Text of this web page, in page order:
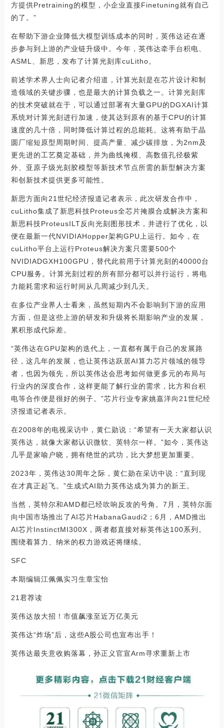
方提供Pretraining的模型，小企业直接Finetuning就有自己
的了。”
在帮助下游企业降低大模型训练成本的同时，英伟达还在逐
步参与到上游的产业链升级中。今年，英伟达牵手台积电、
ASML、新思，发布了计算光刻库cuLitho。
前述学术界人士向记者介绍道，计算光刻是在芯片设计和制
造领域的关键步骤，也是最大的计算负载之一。计算光刻库
的技术突破就在于，可以通过部署有大量GPU的DGXAI计算
系统对计算光刻进行加速，使其达到原有的基于CPU的计算
速度的几十倍，同时降低计算过程的总能耗。这将有助于晶
圆厂缩短原型周期时间、提高产量、减少碳排放，为2nm及
更先进的工艺奠定基础，并为曲线掩模、高数值孔径极紫
外、亚原子级光刻胶模型等新技术节点所需的新型解决方案
和创新技术提供更多可能性。
新思方面向21世纪经济报道记者表示，此次研发合作中，
cuLitho集成了新思科技Proteus全芯片掩膜合成解决方案和
新思科技ProteusILT反向光刻图形技术，并进行了优化，以
便在最新一代NVIDIAHopper架构GPU上运行。如今，在
cuLitho平台上运行Proteus解决方案只需要500个
NVIDIADGXH100GPU，替代此前用于计算光刻的40000台
CPU服务。计算光刻过程的所有部分都可以并行运行，将电
力能耗需求和运行时间从几周减少到几天。
在多位产业界人士看来，虽然短期内不会影响到下游的应用
方面，但是这些上游的研发和升级将长期影响产业的发展，
累积形成代际差。
“英伟达在GPU架构的迭代上，一直都有属于自己的发展路
径，这几年的发展，也让英伟达跃居AI算力芯片领域的领导
者，也因为领先，所以英伟达会思考如何做更多元的布局与
行业内的深度合作，这样更能了解行业的需求，比方和台积
电等合作便是很好的例子。”芯片行业专家姚嘉洋向21世纪经
济报道记者表示。
在2008年的电视采访中，黄仁勋说：“希望有一天大家都认识
英伟达，就像大家都认识微软、英特尔一样。”如今，英伟达
几乎是家喻户晓，拥有绝世的武功，比大梦想更加重要。
2023年，英伟达30周年之际，黄仁勋在采访中说：“直到现
在才真正起飞。”生成式AI助力英伟达成为算力的新王。
当然，英特尔和AMD都已经吹响反攻的号角。7月，英特尔面
向中国市场推出了AI芯片HabanaGaudi2；6月，AMD推出
AI芯片InstinctMI300X，两者都直接对标英伟达100系列。
围绕着算力、纳米的权力游戏还将继续。
SFC
本期编辑江佩佩实习生章宝怡
21君荐读
英伟达放大招！市值飙涨至近万亿美元
英伟达“炸场”后，这些A股公司也宣布出手！
英伟达最失意收购落幕，孙正义官宣Arm寻求重新上市